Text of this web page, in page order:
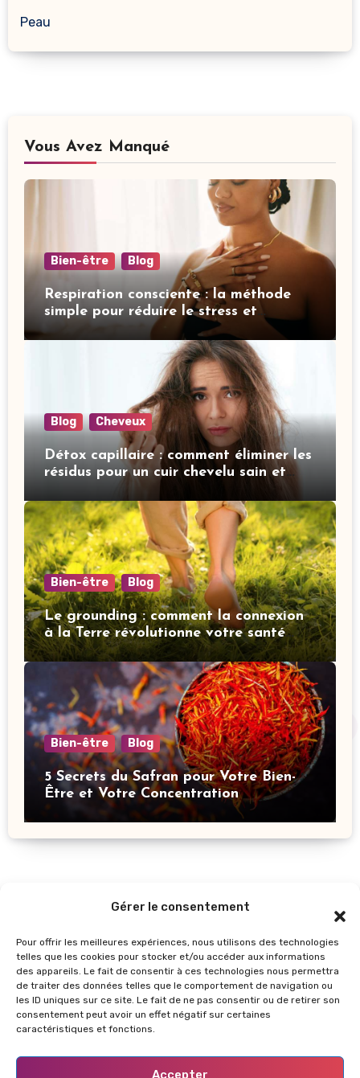
Gérer le consentement
Pour offrir les meilleures expériences, nous utilisons des technologies
telles que les cookies pour stocker et/ou accéder aux informations
des appareils. Le fait de consentir à ces technologies nous permettra
de traiter des données telles que le comportement de navigation ou
les ID uniques sur ce site. Le fait de ne pas consentir ou de retirer son
consentement peut avoir un effet négatif sur certaines
caractéristiques et fonctions.
Accepter
Peau
Vous Avez Manqué
Bien-être Blog
Respiration consciente : la méthode
simple pour réduire le stress et
améliorer votre sommeil
Blog Cheveux
Détox capillaire : comment éliminer les
résidus pour un cuir chevelu sain et
Bien-être Blog
Le grounding : comment la connexion
à la Terre révolutionne votre santé
mentale
Bien-être Blog
5 Secrets du Safran pour Votre Bien-
Être et Votre Concentration
GlowUpInfos